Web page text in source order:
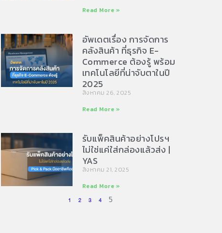
Read More »
อัพเดตเรื่อง การจัดการ
คลังสินค้า ที่ธุรกิจ E-
Commerce ต้องรู้ พร้อม
เทคโนโลยีที่น่าจับตาในปี
2025
สิงหาคม 26, 2025
Read More »
รับแพ็คสินค้าอย่างโปรฯ
ไม่ใช่แค่ใส่กล่องแล้วส่ง |
YAS
สิงหาคม 21, 2025
Read More »
1 2 3 4 5